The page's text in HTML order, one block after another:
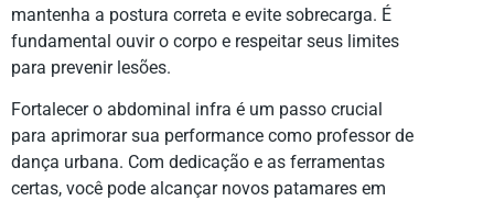
mantenha a postura correta e evite sobrecarga. É
fundamental ouvir o corpo e respeitar seus limites
para prevenir lesões.
Fortalecer o abdominal infra é um passo crucial
para aprimorar sua performance como professor de
dança urbana. Com dedicação e as ferramentas
certas, você pode alcançar novos patamares em